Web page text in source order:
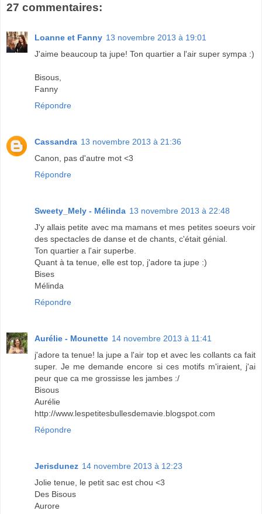
27 commentaires:
Loanne et Fanny 13 novembre 2013 à 19:01
J'aime beaucoup ta jupe! Ton quartier a l'air super sympa :)
Bisous,
Fanny
Répondre
Cassandra 13 novembre 2013 à 21:36
Canon, pas d'autre mot <3
Répondre
Sweety_Mely - Mélinda 13 novembre 2013 à 22:48
J'y allais petite avec ma mamans et mes petites soeurs voir
des spectacles de danse et de chants, c'était génial.
Ton quartier a l'air superbe.
Quant à ta tenue, elle est top, j'adore ta jupe :)
Bises
Mélinda
Répondre
Aurélie - Mounette 14 novembre 2013 à 11:41
j'adore ta tenue! la jupe a l'air top et avec les collants ca fait
super. Je me demande encore si ces motifs m'iraient, j'ai
peur que ca me grossisse les jambes :/
Bisous
Aurélie
http://www.lespetitesbullesdemavie.blogspot.com
Répondre
Jerisdunez 14 novembre 2013 à 12:23
Jolie tenue, le petit sac est chou <3
Des Bisous
Aurore